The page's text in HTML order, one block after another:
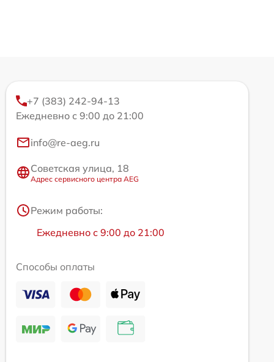
+7 (383) 242-94-13
Ежедневно с 9:00 до 21:00
info@re-aeg.ru
Советская улица, 18
Адрес сервисного центра AEG
Режим работы:
Ежедневно с 9:00 до 21:00
Способы оплаты